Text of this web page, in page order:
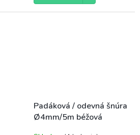
Padáková / odevná šnúra
Ø4mm/5m béžová